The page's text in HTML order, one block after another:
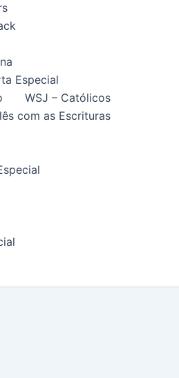
Especial
WSJ – Católicos
com as Escrituras